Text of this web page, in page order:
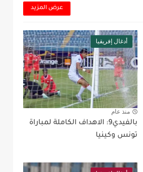
عرض المزيد
أدغال إفريقيا
منذ عام
بالفيدي9: الاهداف الكاملة لمباراة
تونس وكينيا